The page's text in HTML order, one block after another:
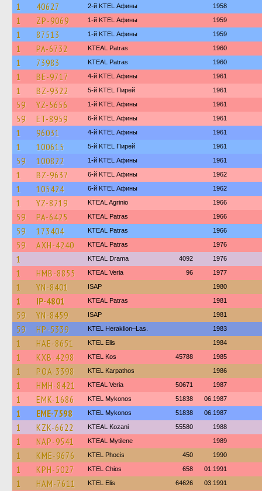
1 40627 2-й KTEL Афины 1958
1 ZP-9069 1-й KTEL Афины 1959
1 87513 1-й KTEL Афины 1959
1 PA-6732 KTEAL Patras 1960
1 73983 KTEAL Patras 1960
1 BE-9717 4-й KTEL Афины 1961
1 BZ-9322 5-й KTEL Пирей 1961
59 YZ-5656 1-й KTEL Афины 1961
59 ET-8959 6-й KTEL Афины 1961
1 96031 4-й KTEL Афины 1961
1 100615 5-й KTEL Пирей 1961
59 100822 1-й KTEL Афины 1961
1 BZ-9637 6-й KTEL Афины 1962
1 105424 6-й KTEL Афины 1962
1 YZ-8219 KTEAL Agrinio 1966
59 PA-6425 KTEAL Patras 1966
59 173404 KTEAL Patras 1966
59 AXH-4240 KTEAL Patras 1976
1 KTEAL Drama 4092 1976
1 HMB-8855 KTEAL Veria 96 1977
1 YN-8401 ISAP 1980
1 IP-4801 KTEAL Patras 1981
59 YN-8459 ISAP 1981
59 HP-5339 KTEL Heraklion–Las. 1983
1 HAE-8651 KTEL Elis 1984
1 KXB-4298 KTEL Kos 45788 1985
1 POA-3398 ΚΤΕL Karpathos 1986
1 HMH-8421 KTEAL Veria 50671 1987
1 EMK-1686 KTEL Mykonos 51838 06.1987
1 EME-7598 KTEL Mykonos 51838 06.1987
1 KZK-6622 KTEAL Kozani 55580 1988
1 NAP-9541 KTEAL Mytilene 1989
1 KME-9676 ΚΤΕL Phocis 450 1990
1 KPH-5027 KTEL Chios 658 01.1991
1 HAM-7611 KTEL Elis 64626 03.1991